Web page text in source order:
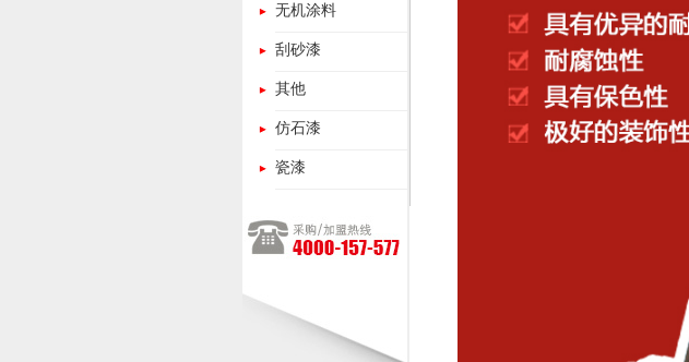
无机涂料
刮砂漆
其他
仿石漆
瓷漆